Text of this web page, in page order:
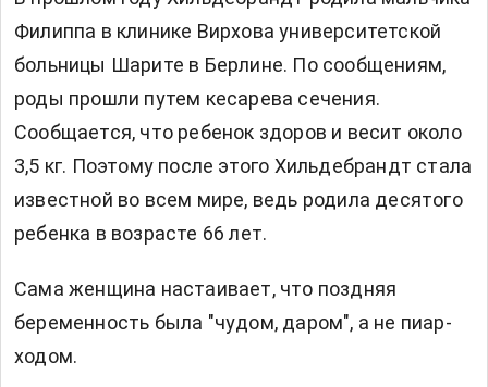
Филиппа в клинике Вирхова университетской
больницы Шарите в Берлине. По сообщениям,
роды прошли путем кесарева сечения.
Сообщается, что ребенок здоров и весит около
3,5 кг. Поэтому после этого Хильдебрандт стала
известной во всем мире, ведь родила десятого
ребенка в возрасте 66 лет.
Сама женщина настаивает, что поздняя
беременность была "чудом, даром", а не пиар-
ходом.